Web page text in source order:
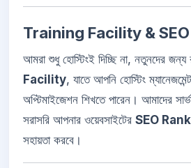
Training Facility &
আমরা শুধু হোস্টিংই দিচ্ছি না, নতুনদের জন্য
Facility, যাতে আপনি হোস্টিং
অপ্টিমাইজেশন শিখতে পারেন। আমাদের
সরাসরি আপনার ওয়েবসাইটের SEO
সহায়তা করবে।